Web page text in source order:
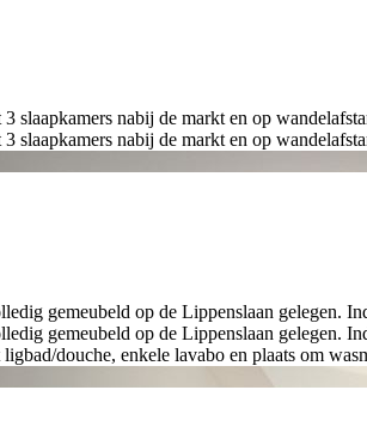
slaapkamers nabij de markt en op
slaapkamers nabij de markt en op
gemeubeld op de Lippenslaan gelegen.
gemeubeld op de Lippenslaan gelegen.
douche, enkele lavabo en plaats om